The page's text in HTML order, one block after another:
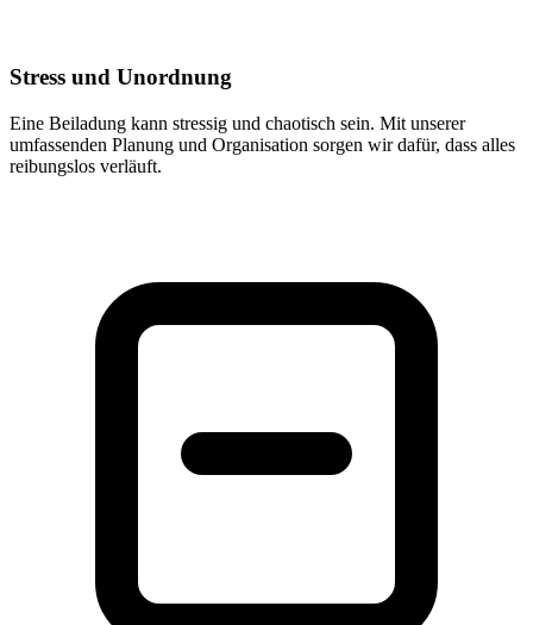
Stress und Unordnung
Eine Beiladung kann stressig und chaotisch sein. Mit unserer
umfassenden Planung und Organisation sorgen wir dafür, dass alles
reibungslos verläuft.